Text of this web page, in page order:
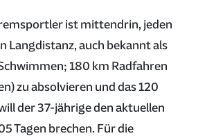
ist mittendrin, jeden
Langdistanz, auch bekannt als
180 km Radfahren
zu absolvieren und das 120
der 37-jährige den aktuellen
Tagen brechen. Für die